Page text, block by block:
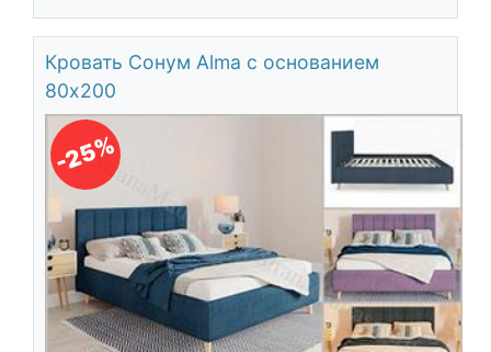
Кровать Сонум Alma с основанием
80х200
-25%